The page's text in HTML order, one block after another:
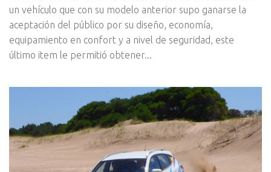
un vehículo que con su modelo anterior supo ganarse la
aceptación del público por su diseño, economía,
equipamiento en confort y a nivel de seguridad, este
último item le permitió obtener...